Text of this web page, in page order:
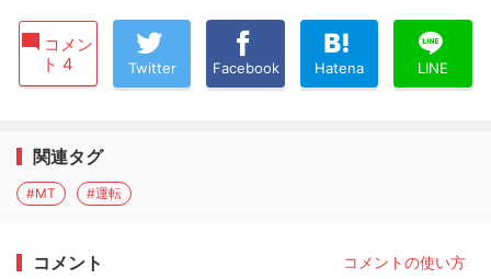
コメン
ト 4
Twitter Facebook Hatena LINE
関連タグ
#MT #運転
コメント コメントの使い方